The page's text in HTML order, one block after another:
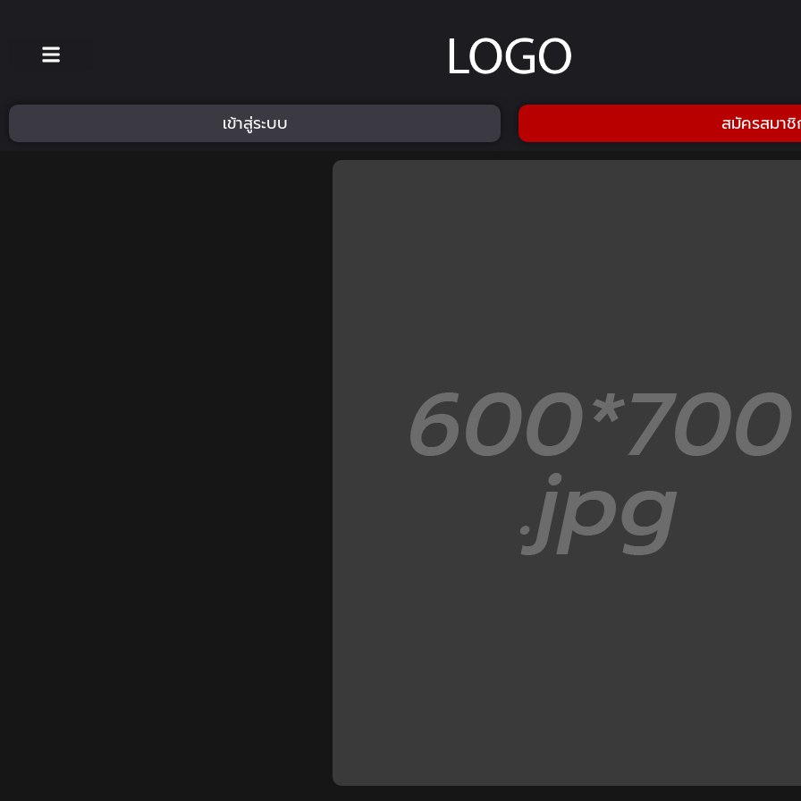
เข้าสู่ระบบ สมัครสมา